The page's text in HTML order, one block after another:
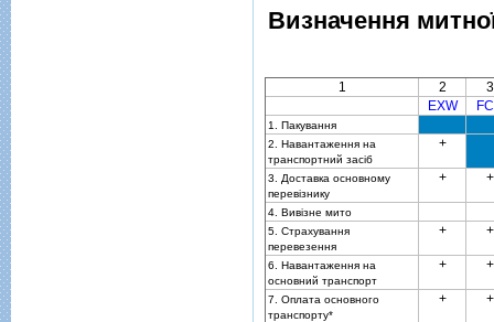
Визначення
1 2
3
EXW
1. Пакування
2. Навантаження на
транспортний засiб
+
3. Доставка основному
перевiзнику
+ +
4. Вивiзне мито
5. Страхування
перевезення
+ +
6. Навантаження на
основний транспорт
+ +
7. Оплата основного
транспорту*
+ +